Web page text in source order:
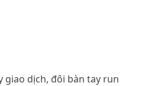
giao dịch, đôi bàn tay run